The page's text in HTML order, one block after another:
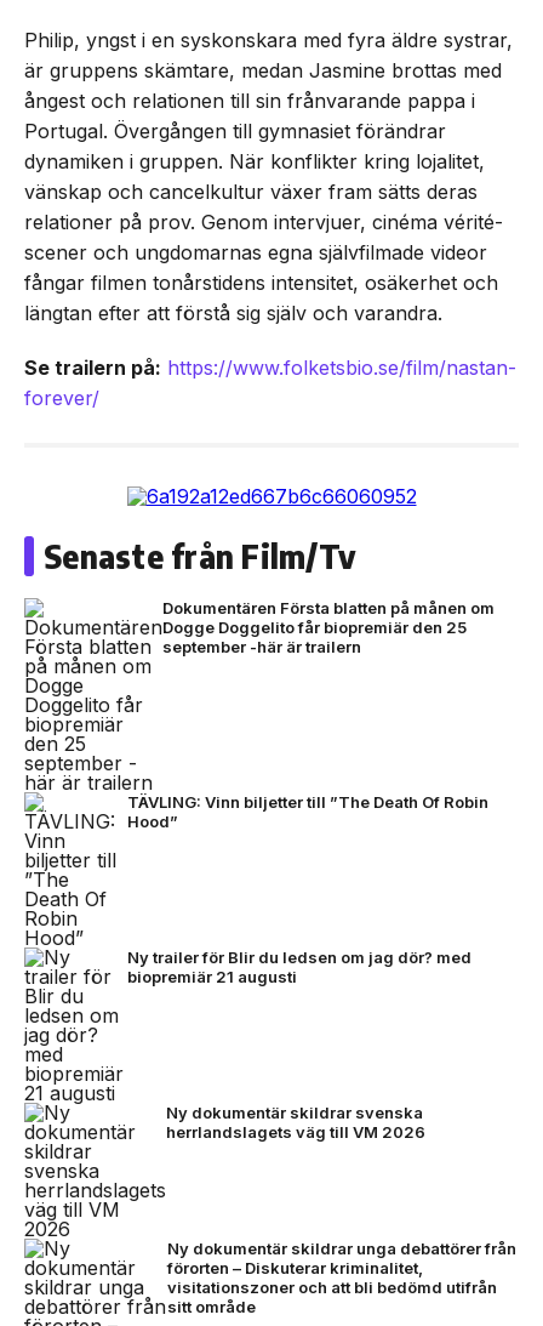
Philip, yngst i en syskonskara med fyra äldre systrar,
är gruppens skämtare, medan Jasmine brottas med
ångest och relationen till sin frånvarande pappa i
Portugal. Övergången till gymnasiet förändrar
dynamiken i gruppen. När konflikter kring lojalitet,
vänskap och cancelkultur växer fram sätts deras
relationer på prov. Genom intervjuer, cinéma vérité-
scener och ungdomarnas egna självfilmade videor
fångar filmen tonårstidens intensitet, osäkerhet och
längtan efter att förstå sig själv och varandra.
Se trailern på: https://www.folketsbio.se/film/nastan-
forever/
Senaste från Film/Tv
Dokumentären Första blatten på månen om
Dogge Doggelito får biopremiär den 25
september -här är trailern
TÄVLING: Vinn biljetter till ”The Death Of Robin
Hood”
Ny trailer för Blir du ledsen om jag dör? med
biopremiär 21 augusti
Ny dokumentär skildrar svenska
herrlandslagets väg till VM 2026
Ny dokumentär skildrar unga debattörer från
förorten – Diskuterar kriminalitet,
visitationszoner och att bli bedömd utifrån
sitt område